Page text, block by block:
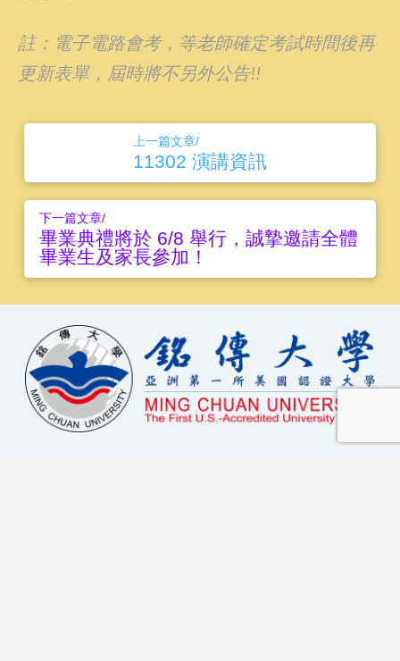
註：電子電路會考，等老師確定考試時間後再
更新表單，屆時將不另外公告!!
上一篇文章/
11302 演講資訊
下一篇文章/
畢業典禮將於 6/8 舉行，誠摯邀請全體
畢業生及家長參加！